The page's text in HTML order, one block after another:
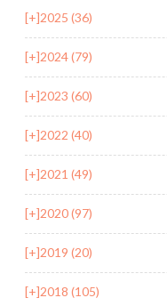
[+]2025 (36)
[+]2024 (79)
[+]2023 (60)
[+]2022 (40)
[+]2021 (49)
[+]2020 (97)
[+]2019 (20)
[+]2018 (105)